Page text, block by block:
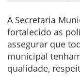
A Secretaria
fortalecido as
assegurar que
municipal
qualidade,